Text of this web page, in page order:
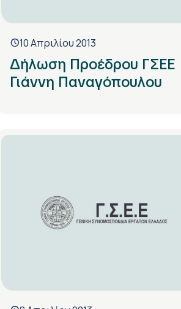
10 Απριλίου 2013
Δήλωση Προέδρου ΓΣΕΕ
Γιάννη Παναγόπουλου